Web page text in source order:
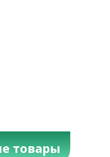
товары